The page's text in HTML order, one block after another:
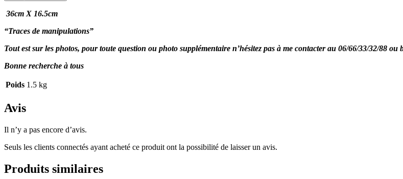
36cm X 16.5cm
“Traces de manipulations”
Tout est sur les photos, pour toute question ou photo supplémentaire n’hésitez pas à me contacter au 06/66/33/32/88
Bonne recherche à tous
Poids 1.5 kg
Avis
Il n’y a pas encore d’avis.
Seuls les clients connectés ayant acheté ce produit ont la possibilité de laisser un avis.
Produits similaires